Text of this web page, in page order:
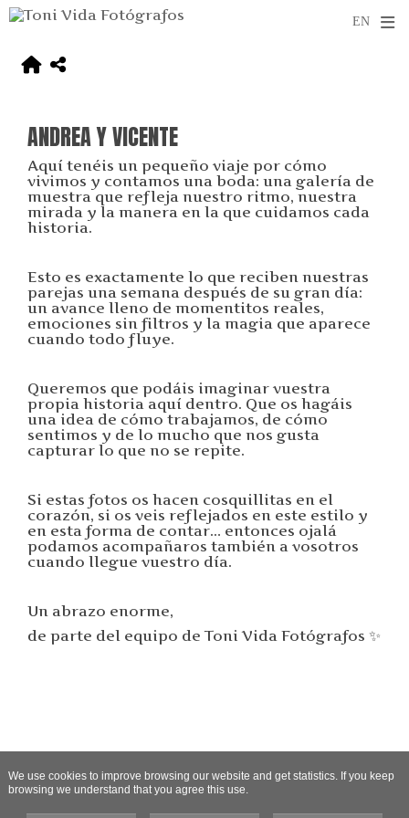
ANDREA Y VICENTE
Aquí tenéis un pequeño viaje por cómo
vivimos y contamos una boda: una galería de
muestra que refleja nuestro ritmo, nuestra
mirada y la manera en la que cuidamos cada
historia.
Esto es exactamente lo que reciben nuestras
parejas una semana después de su gran día:
un avance lleno de momentitos reales,
emociones sin filtros y la magia que aparece
cuando todo fluye.
Queremos que podáis imaginar vuestra
propia historia aquí dentro. Que os hagáis
una idea de cómo trabajamos, de cómo
sentimos y de lo mucho que nos gusta
capturar lo que no se repite.
Si estas fotos os hacen cosquillitas en el
corazón, si os veis reflejados en este estilo y
en esta forma de contar… entonces ojalá
podamos acompañaros también a vosotros
cuando llegue vuestro día.
Un abrazo enorme,
de parte del equipo de Toni Vida Fotógrafos ✨
We use cookies to improve browsing our website and get statistics. If you keep
browsing we understand that you agree this use.